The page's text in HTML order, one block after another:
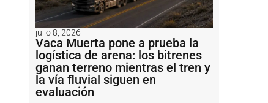
julio 8, 2026
Vaca Muerta pone a prueba la
logística de arena: los bitrenes
ganan terreno mientras el tren y
la vía fluvial siguen en
evaluación